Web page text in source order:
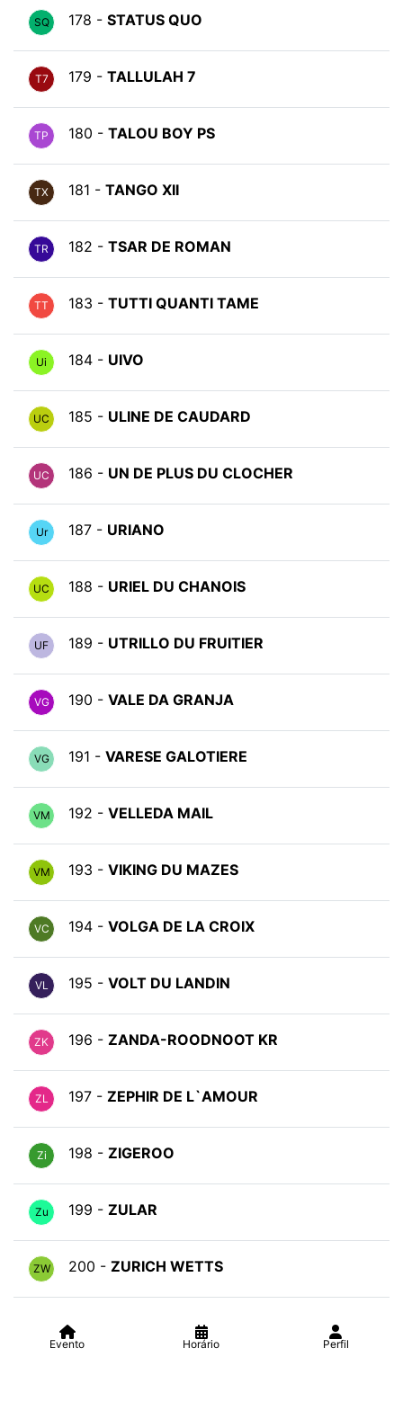
SQ 178 - STATUS QUO
T7 179 - TALLULAH 7
TP 180 - TALOU BOY PS
TX 181 - TANGO XII
TR 182 - TSAR DE ROMAN
TT 183 - TUTTI QUANTI TAME
Ui 184 - UIVO
UC 185 - ULINE DE CAUDARD
UC 186 - UN DE PLUS DU CLOCHER
Ur 187 - URIANO
UC 188 - URIEL DU CHANOIS
UF 189 - UTRILLO DU FRUITIER
VG 190 - VALE DA GRANJA
VG 191 - VARESE GALOTIERE
VM 192 - VELLEDA MAIL
VM 193 - VIKING DU MAZES
VC 194 - VOLGA DE LA CROIX
VL 195 - VOLT DU LANDIN
ZK 196 - ZANDA-ROODNOOT KR
ZL 197 - ZEPHIR DE L`AMOUR
Zi 198 - ZIGEROO
Zu 199 - ZULAR
ZW 200 - ZURICH WETTS
Evento Horário Perfil